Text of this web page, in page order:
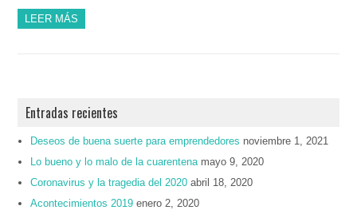
LEER MÁS
Entradas recientes
Deseos de buena suerte para emprendedores noviembre 1, 2021
Lo bueno y lo malo de la cuarentena mayo 9, 2020
Coronavirus y la tragedia del 2020 abril 18, 2020
Acontecimientos 2019 enero 2, 2020